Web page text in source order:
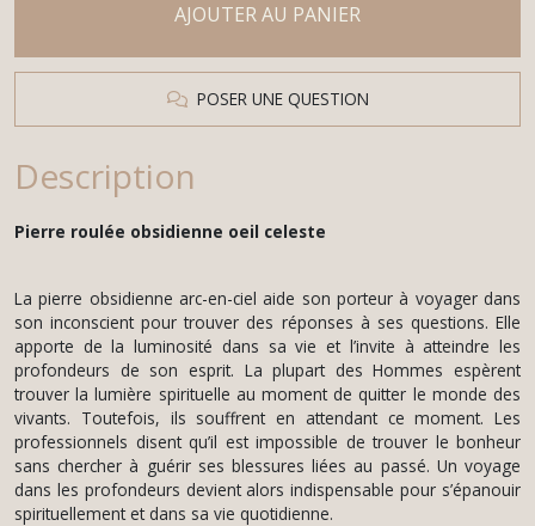
AJOUTER AU PANIER
POSER UNE QUESTION
Description
Pierre roulée obsidienne oeil celeste
La pierre obsidienne arc-en-ciel aide son porteur à voyager dans
son inconscient pour trouver des réponses à ses questions. Elle
apporte de la luminosité dans sa vie et l’invite à atteindre les
profondeurs de son esprit. La plupart des Hommes espèrent
trouver la lumière spirituelle au moment de quitter le monde des
vivants. Toutefois, ils souffrent en attendant ce moment. Les
professionnels disent qu’il est impossible de trouver le bonheur
sans chercher à guérir ses blessures liées au passé. Un voyage
dans les profondeurs devient alors indispensable pour s’épanouir
spirituellement et dans sa vie quotidienne.